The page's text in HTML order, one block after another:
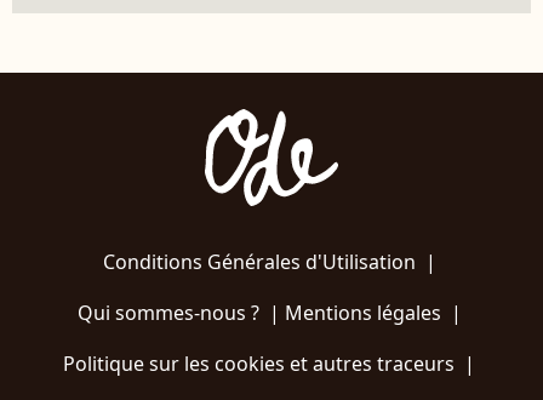
Conditions Générales d'Utilisation |
Qui sommes-nous ?| Mentions légales |
Politique sur les cookies et autres traceurs |